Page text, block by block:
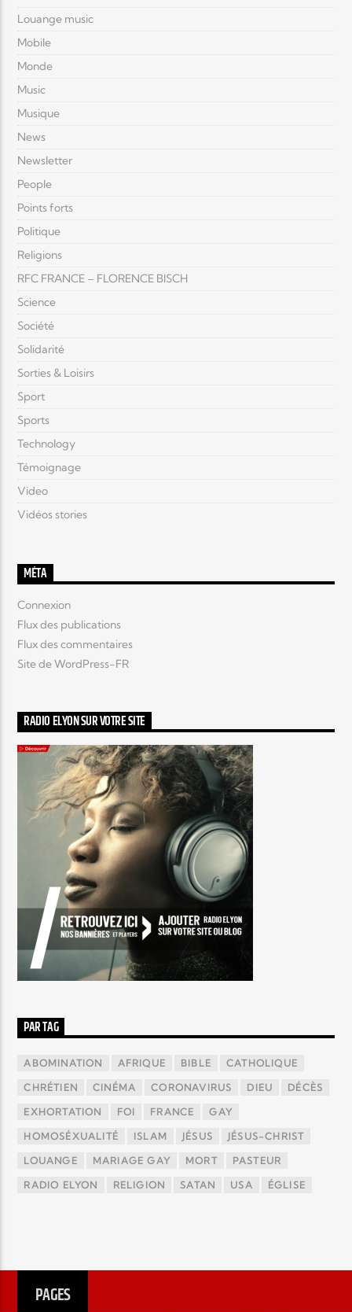
Louange music
Mobile
Monde
Music
Musique
News
Newsletter
People
Points forts
Politique
Religions
RFC FRANCE – FLORENCE BISCH
Science
Société
Solidarité
Sorties & Loisirs
Sport
Sports
Technology
Témoignage
Video
Vidéos stories
MÉTA
Connexion
Flux des publications
Flux des commentaires
Site de WordPress-FR
RADIO ELYON SUR VOTRE SITE
PAR TAG
ABOMINATION AFRIQUE BIBLE CATHOLIQUE
CHRÉTIEN CINÉMA CORONAVIRUS DIEU DÉCÈS
EXHORTATION FOI FRANCE GAY
HOMOSÉXUALITÉ ISLAM JÉSUS JÉSUS-CHRIST
LOUANGE MARIAGE GAY MORT PASTEUR
RADIO ELYON RELIGION SATAN USA ÉGLISE
PAGES